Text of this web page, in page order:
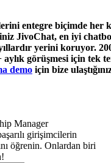
entegre biçimde her
JivoChat, en iyi
yerini koruyor.
görüşmesi için tek
demo için bize
Manager
girişimcilerin
öğrenin. Onlardan biri